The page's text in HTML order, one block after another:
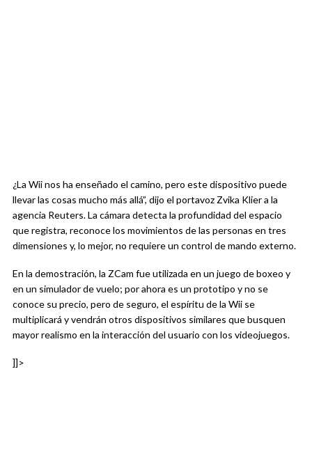
¿La Wii nos ha enseñado el camino, pero este dispositivo puede
llevar las cosas mucho más allá”, dijo el portavoz Zvika Klier a la
agencia Reuters. La cámara detecta la profundidad del espacio
que registra, reconoce los movimientos de las personas en tres
dimensiones y, lo mejor, no requiere un control de mando externo.
En la demostración, la ZCam fue utilizada en un juego de boxeo y
en un simulador de vuelo; por ahora es un prototipo y no se
conoce su precio, pero de seguro, el espíritu de la Wii se
multiplicará y vendrán otros dispositivos similares que busquen
mayor realismo en la interacción del usuario con los videojuegos.
]]>